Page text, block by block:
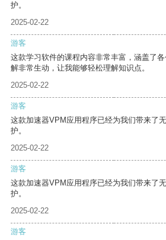
护。
2025-02-22
游客
这款学习软件的课程内容非常丰富，涵盖了
解非常生动，让我能够轻松理解知识点。
2025-02-22
游客
这款加速器VPM应用程序已经为我们带来了
护。
2025-02-22
游客
这款加速器VPM应用程序已经为我们带来了
护。
2025-02-22
游客